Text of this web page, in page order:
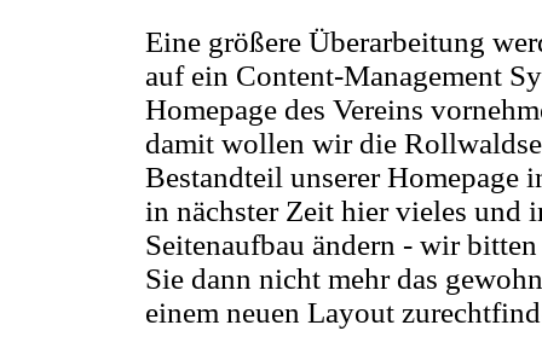
Eine größere Überarbeitung
auf ein Content-Management
Homepage des Vereins
damit wollen wir die
Bestandteil unserer Homepage
in nächster Zeit hier vieles und
Seitenaufbau ändern - wir
Sie dann nicht mehr das
einem neuen Layout